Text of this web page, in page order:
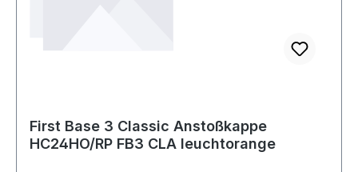
First Base 3 Classic Anstoßkappe
HC24HO/RP FB3 CLA leuchtorange